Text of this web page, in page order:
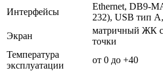
Интерфейсы
Ethernet, DB9-
232), USB тип
Экран
матричный ЖК с
точки
Температура
эксплуатации
от 0 до +40